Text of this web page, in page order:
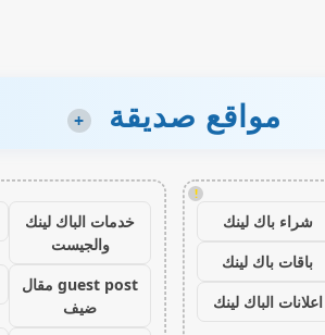
مواقع صديقة +
!
شراء باك لينك
باقات باك لينك
اعلانات الباك لينك
خدمات الباك لينك
والجيست
guest post مقال
ضيف